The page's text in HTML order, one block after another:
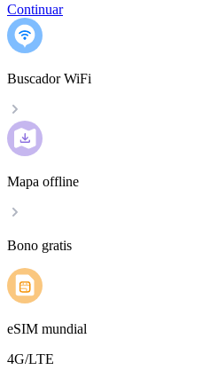
Continuar
Buscador WiFi
Mapa offline
Bono gratis
eSIM mundial
4G/LTE